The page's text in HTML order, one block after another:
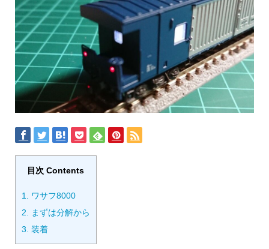
目次 Contents
1.
ワサフ8000
2.
まずは分解から
3. 装着